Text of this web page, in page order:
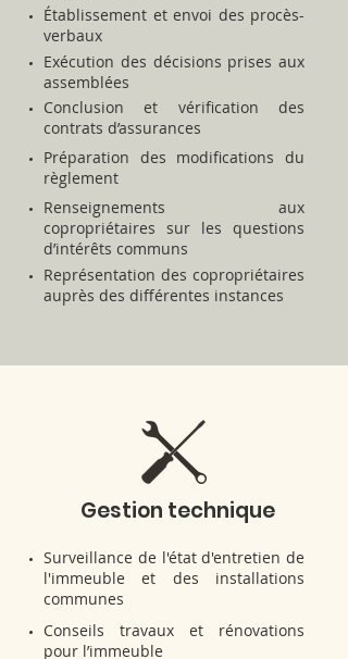
Établissement et envoi des procès-
verbaux
Exécution des décisions prises aux
assemblées
Conclusion et vérification des
contrats d’assurances
Préparation des modifications du
règlement
Renseignements aux
copropriétaires sur les questions
d’intérêts communs
Représentation des copropriétaires
auprès des différentes instances
Gestion technique
Surveillance de l'état d'entretien de
l'immeuble et des installations
communes
Conseils travaux et rénovations
pour l’immeuble